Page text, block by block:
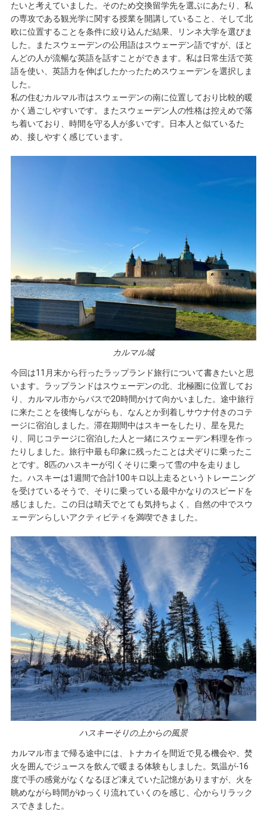
たいと考えていました。そのため交換留学先を選ぶにあたり、私
の専攻である観光学に関する授業を開講していること、そして北
欧に位置することを条件に絞り込んだ結果、リンネ大学を選びま
した。またスウェーデンの公用語はスウェーデン語ですが、ほと
んどの人が流暢な英語を話すことができます。私は日常生活で英
語を使い、英語力を伸ばしたかったためスウェーデンを選択しま
した。
私の住むカルマル市はスウェーデンの南に位置しており比較的暖
かく過ごしやすいです。またスウェーデン人の性格は控えめで落
ち着いており、時間を守る人が多いです。日本人と似ているた
め、接しやすく感じています。
カルマル城
今回は11月末から行ったラップランド旅行について書きたいと思
います。ラップランドはスウェーデンの北、北極圏に位置してお
り、カルマル市からバスで20時間かけて向かいました。途中旅行
に来たことを後悔しながらも、なんとか到着しサウナ付きのコテ
ージに宿泊しました。滞在期間中はスキーをしたり、星を見た
り、同じコテージに宿泊した人と一緒にスウェーデン料理を作っ
たりしました。旅行中最も印象に残ったことは犬ぞりに乗ったこ
とです。8匹のハスキーが引くそりに乗って雪の中を走りまし
た。ハスキーは1週間で合計100キロ以上走るというトレーニング
を受けているそうで、そりに乗っている最中かなりのスピードを
感じました。この日は晴天でとても気持ちよく、自然の中でスウ
ェーデンらしいアクティビティを満喫できました。
ハスキーそりの上からの風景
カルマル市まで帰る途中には、トナカイを間近で見る機会や、焚
火を囲んでジュースを飲んで暖まる体験もしました。気温が-16
度で手の感覚がなくなるほど凍えていた記憶がありますが、火を
眺めながら時間がゆっくり流れていくのを感じ、心からリラック
スできました。